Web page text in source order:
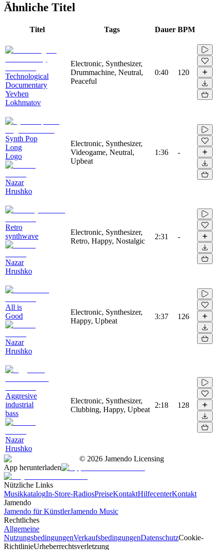
Ähnliche Titel
Titel Tags Dauer BPM
Technological
Documentary
Yevhen
Lokhmatov
Electronic, Synthesizer,
Drummachine, Neutral,
Peaceful
0:40 120
Synth Pop
Long
Logo
Nazar
Hrushko
Electronic, Synthesizer,
Videogame, Neutral,
Upbeat
1:36 -
Retro
synthwave
Nazar
Hrushko
Electronic, Synthesizer,
Retro, Happy, Nostalgic
2:31 -
All is
Good
Nazar
Hrushko
Electronic, Synthesizer,
Happy, Upbeat
3:37 126
Aggresive
industrial
bass
Nazar
Hrushko
Electronic, Synthesizer,
Clubbing, Happy, Upbeat
2:18 128
© 2026 Jamendo Licensing
App herunterladen
Nützliche Links
MusikkatalogIn-Store-RadiosPreiseKontaktHilfecenterKontakt
Jamendo
Jamendo für KünstlerJamendo Music
Rechtliches
Allgemeine
NutzungsbedingungenVerkaufsbedingungenDatenschutzCookie-
RichtlinieUrheberrechtsverletzung